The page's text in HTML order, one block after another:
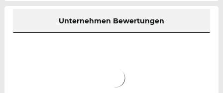
Unternehmen Bewertungen